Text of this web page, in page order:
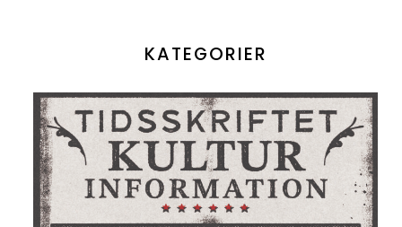
KATEGORIER